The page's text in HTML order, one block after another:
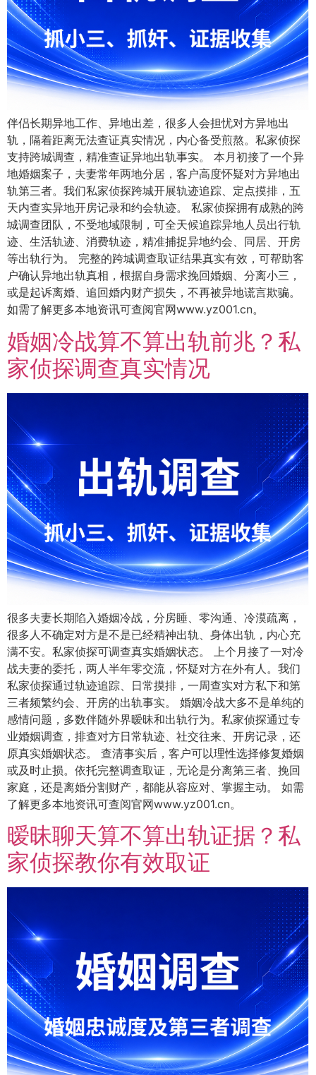
伴侣长期异地工作、异地出差，很多人会担忧对方异地出
轨，隔着距离无法查证真实情况，内心备受煎熬。私家侦探
支持跨城调查，精准查证异地出轨事实。 本月初接了一个异
地婚姻案子，夫妻常年两地分居，客户高度怀疑对方异地出
轨第三者。我们私家侦探跨城开展轨迹追踪、定点摸排，五
天内查实异地开房记录和约会轨迹。 私家侦探拥有成熟的跨
城调查团队，不受地域限制，可全天候追踪异地人员出行轨
迹、生活轨迹、消费轨迹，精准捕捉异地约会、同居、开房
等出轨行为。 完整的跨城调查取证结果真实有效，可帮助客
户确认异地出轨真相，根据自身需求挽回婚姻、分离小三，
或是起诉离婚、追回婚内财产损失，不再被异地谎言欺骗。
如需了解更多本地资讯可查阅官网www.yz001.cn。
婚姻冷战算不算出轨前兆？私
家侦探调查真实情况
很多夫妻长期陷入婚姻冷战，分房睡、零沟通、冷漠疏离，
很多人不确定对方是不是已经精神出轨、身体出轨，内心充
满不安。私家侦探可调查真实婚姻状态。 上个月接了一对冷
战夫妻的委托，两人半年零交流，怀疑对方在外有人。我们
私家侦探通过轨迹追踪、日常摸排，一周查实对方私下和第
三者频繁约会、开房的出轨事实。 婚姻冷战大多不是单纯的
感情问题，多数伴随外界暧昧和出轨行为。私家侦探通过专
业婚姻调查，排查对方日常轨迹、社交往来、开房记录，还
原真实婚姻状态。 查清事实后，客户可以理性选择修复婚姻
或及时止损。依托完整调查取证，无论是分离第三者、挽回
家庭，还是离婚分割财产，都能从容应对、掌握主动。 如需
了解更多本地资讯可查阅官网www.yz001.cn。
暧昧聊天算不算出轨证据？私
家侦探教你有效取证